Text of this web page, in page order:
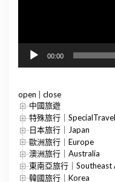
00:00
open
close
中國旅遊
特殊旅行｜SpecialTravel
日本旅行｜Japan
歐洲旅行｜Europe
澳洲旅行｜Australia
東南亞旅行｜Southeast
韓國旅行｜Korea